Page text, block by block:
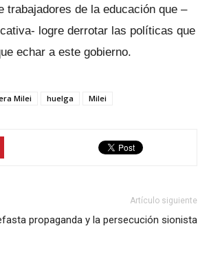
trabajadores de la educación que –
logre derrotar las políticas que
echar a este gobierno.
Milei huelga Milei
Artículo siguiente
propaganda y la persecución sionista